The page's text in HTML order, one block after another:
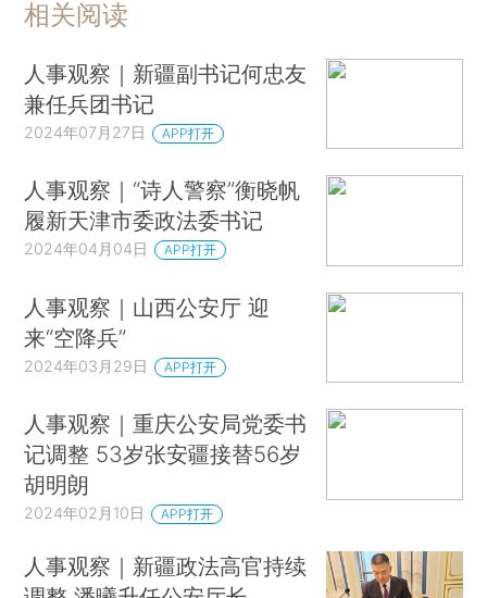
相关阅读
人事观察｜新疆副书记何忠友
兼任兵团书记
2024年07月27日 APP打开
人事观察｜“诗人警察”衡晓帆
履新天津市委政法委书记
2024年04月04日 APP打开
人事观察｜山西公安厅 迎
来“空降兵”
2024年03月29日 APP打开
人事观察｜重庆公安局党委书
记调整 53岁张安疆接替56岁
胡明朗
2024年02月10日 APP打开
人事观察｜新疆政法高官持续